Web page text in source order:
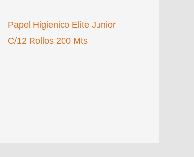
Papel Higienico Elite Junior
C/12 Rollos 200 Mts